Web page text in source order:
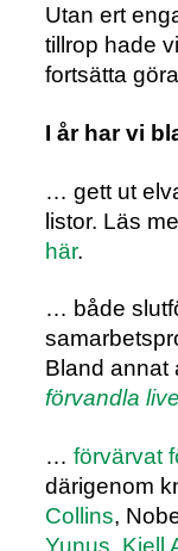
Utan ert
tillrop hade
fortsätta
I år har vi
… gett ut
listor. Läs
här.
… både
Bland annat
förvandla
… förvärvat
därigenom
Collins,
Yunus, Kjell